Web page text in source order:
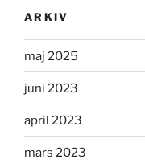
ARKIV
maj 2025
juni 2023
april 2023
mars 2023